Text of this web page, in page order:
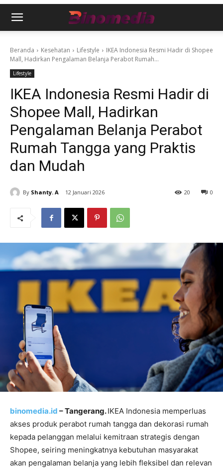
Beranda Kesehatan Lifestyle
IKEA Indonesia Resmi Hadir di Shopee
Mall, Hadirkan Pengalaman Belanja Perabot Rumah...
Lifestyle
IKEA Indonesia Resmi Hadir di
Shopee Mall, Hadirkan
Pengalaman Belanja Perabot
Rumah Tangga yang Praktis
dan Mudah
By Shanty. A 12 Januari 2026 0
20
binomedia.id – Tangerang.IKEA Indonesia memperluas
akses produk perabot rumah tangga dan dekorasi rumah
kepada pelanggan melalui kemitraan strategis dengan
Shopee, seiring meningkatnya kebutuhan masyarakat
akan pengalaman belanja yang lebih fleksibel dan relevan